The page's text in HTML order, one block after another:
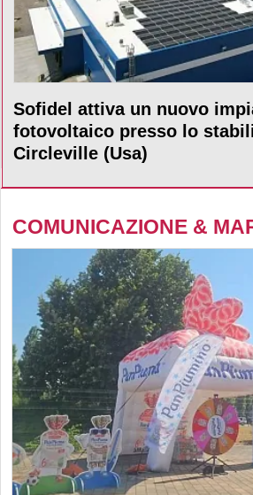
Sofidel attiva un nuovo
fotovoltaico presso lo
Circleville (Usa)
COMUNICAZIONE &